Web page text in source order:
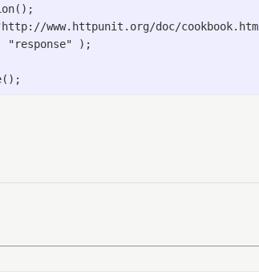
www.httpunit.org/doc/
);